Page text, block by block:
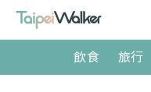
飲食 旅行